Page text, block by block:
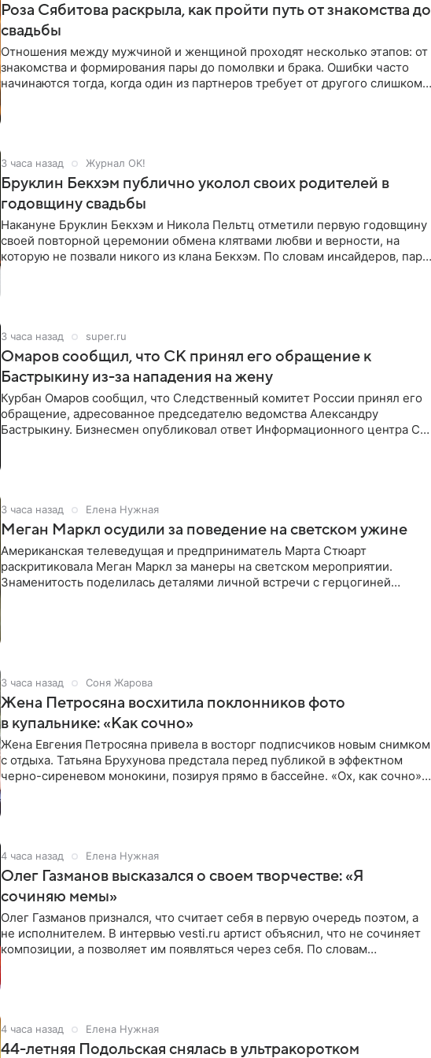
Роза Сябитова раскрыла, как пройти путь от знакомства до
свадьбы
Отношения между мужчиной и женщиной проходят несколько этапов: от
знакомства и формирования пары до помолвки и брака. Ошибки часто
начинаются тогда, когда один из партнеров требует от другого слишком
3 часа назад Журнал OK!
Бруклин Бекхэм публично уколол своих родителей в
годовщину свадьбы
Накануне Бруклин Бекхэм и Никола Пельтц отметили первую годовщину
своей повторной церемонии обмена клятвами любви и верности, на
которую не позвали никого из клана Бекхэм. По словам инсайдеров, пара
3 часа назад super.ru
Омаров сообщил, что СК принял его обращение к
Бастрыкину из-за нападения на жену
Курбан Омаров сообщил, что Следственный комитет России принял его
обращение, адресованное председателю ведомства Александру
Бастрыкину. Бизнесмен опубликовал ответ Информационного центра СК
3 часа назад Елена Нужная
Меган Маркл осудили за поведение на светском ужине
Американская телеведущая и предприниматель Марта Стюарт
раскритиковала Меган Маркл за манеры на светском мероприятии.
Знаменитость поделилась деталями личной встречи с герцогиней
3 часа назад Соня Жарова
Жена Петросяна восхитила поклонников фото
в купальнике: «Как сочно»
Жена Евгения Петросяна привела в восторг подписчиков новым снимком
с отдыха. Татьяна Брухунова предстала перед публикой в эффектном
черно-сиреневом монокини, позируя прямо в бассейне. «Ох, как сочно»,
4 часа назад Елена Нужная
Олег Газманов высказался о своем творчестве: «Я
сочиняю мемы»
Олег Газманов признался, что считает себя в первую очередь поэтом, а
не исполнителем. В интервью vesti.ru артист объяснил, что не сочиняет
композиции, а позволяет им появляться через себя. По словам
4 часа назад Елена Нужная
44-летняя Подольская снялась в ультракоротком